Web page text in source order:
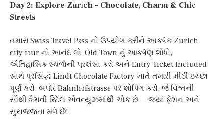
Day 2: Explore Zurich – Chocolate, Charm & Chic
Streets
તમારા Swiss Travel Pass નો ઉપયોગ કરીને આકર્ષક Zurich
city tour નો આનંદ લો. Old Town નું આકર્ષણ શોધો,
ઐતિહાસિક સ્થળોની પ્રશંસા કરો અને Entry Ticket Included
સાથે પ્રસિદ્ધ Lindt Chocolate Factory ખાતે તમારી મીઠી ઇચ્છા
પૂર્ણ કરો. બપોરે Bahnhofstrasse પર શોપિંગ કરો, જે વિશ્વની
સૌથી વૈભવી રિટેલ એવન્યુઝમાંથી એક છે — જ્યાં ફેશન અને
સુસજ્જતા મળે છે!